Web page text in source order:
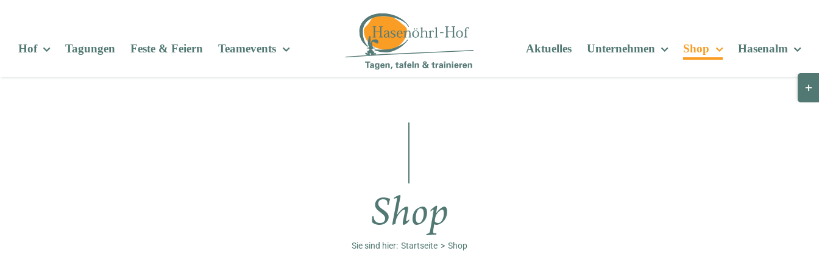
Hof Tagungen Feste & Feiern Teamevents Aktuelles Unternehmen Shop Hasenalm
Shop
Sie sind hier: Startseite Shop